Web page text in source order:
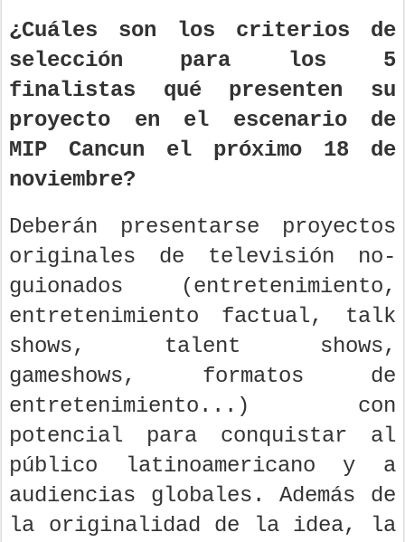
¿Cuáles son los criterios de
selección para los 5
finalistas qué presenten su
proyecto en el escenario de
MIP Cancun el próximo 18 de
noviembre?
Deberán presentarse proyectos
originales de televisión no-
guionados (entretenimiento,
entretenimiento factual, talk
shows, talent shows,
gameshows, formatos de
entretenimiento...) con
potencial para conquistar al
público latinoamericano y a
audiencias globales. Además de
la originalidad de la idea, la